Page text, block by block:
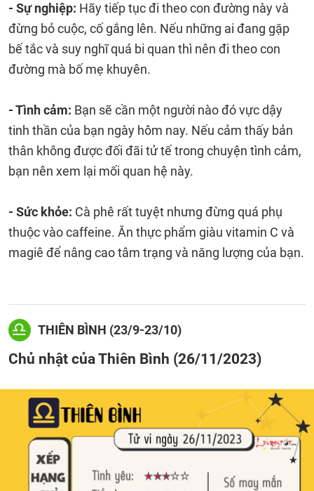
- Sự nghiệp: Hãy tiếp tục đi theo con đường này và
đừng bỏ cuộc, cố gắng lên. Nếu những ai đang gặp
bế tắc và suy nghĩ quá bi quan thì nên đi theo con
đường mà bố mẹ khuyên.
- Tình cảm: Bạn sẽ cần một người nào đó vực dậy
tinh thần của bạn ngày hôm nay. Nếu cảm thấy bản
thân không được đối đãi tử tế trong chuyện tình cảm,
bạn nên xem lại mối quan hệ này.
- Sức khỏe: Cà phê rất tuyệt nhưng đừng quá phụ
thuộc vào caffeine. Ăn thực phẩm giàu vitamin C và
magiê để nâng cao tâm trạng và năng lượng của bạn.
THIÊN BÌNH (23/9-23/10)
Chủ nhật của Thiên Bình (26/11/2023)